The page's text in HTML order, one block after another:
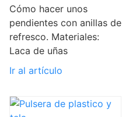
Cómo hacer unos
pendientes con anillas de
refresco. Materiales:
Laca de uñas
Ir al artículo